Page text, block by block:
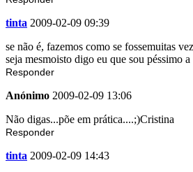
tinta 2009-02-09 09:39
se não é, fazemos como se fossemuitas
seja mesmoisto digo eu que sou péssimo
Responder
Anónimo 2009-02-09 13:06
Não digas...põe em prática....;)Cristina
Responder
tinta 2009-02-09 14:43